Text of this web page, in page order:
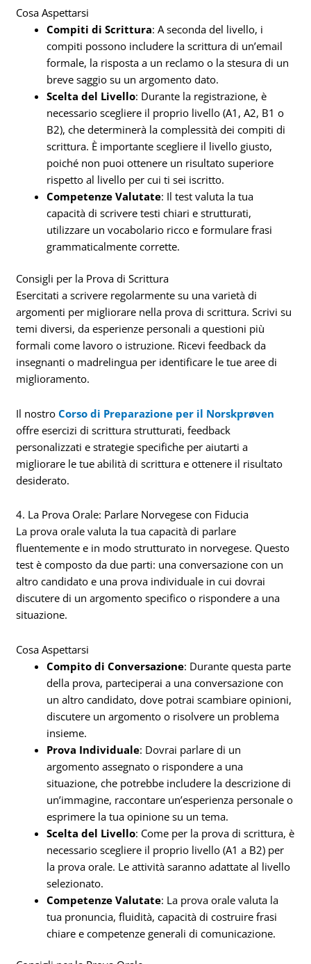
Cosa Aspettarsi
Compiti di Scrittura: A seconda del livello, i
compiti possono includere la scrittura di un’email
formale, la risposta a un reclamo o la stesura di un
breve saggio su un argomento dato.
Scelta del Livello: Durante la registrazione, è
necessario scegliere il proprio livello (A1, A2, B1 o
B2), che determinerà la complessità dei compiti di
scrittura. È importante scegliere il livello giusto,
poiché non puoi ottenere un risultato superiore
rispetto al livello per cui ti sei iscritto.
Competenze Valutate: Il test valuta la tua
capacità di scrivere testi chiari e strutturati,
utilizzare un vocabolario ricco e formulare frasi
grammaticalmente corrette.
Consigli per la Prova di Scrittura
Esercitati a scrivere regolarmente su una varietà di
argomenti per migliorare nella prova di scrittura. Scrivi su
temi diversi, da esperienze personali a questioni più
formali come lavoro o istruzione. Ricevi feedback da
insegnanti o madrelingua per identificare le tue aree di
miglioramento.
Il nostroCorso di Preparazione per il Norskprøven
offre esercizi di scrittura strutturati, feedback
personalizzati e strategie specifiche per aiutarti a
migliorare le tue abilità di scrittura e ottenere il risultato
desiderato.
4. La Prova Orale: Parlare Norvegese con Fiducia
La prova orale valuta la tua capacità di parlare
fluentemente e in modo strutturato in norvegese. Questo
test è composto da due parti: una conversazione con un
altro candidato e una prova individuale in cui dovrai
discutere di un argomento specifico o rispondere a una
situazione.
Cosa Aspettarsi
Compito di Conversazione: Durante questa parte
della prova, parteciperai a una conversazione con
un altro candidato, dove potrai scambiare opinioni,
discutere un argomento o risolvere un problema
insieme.
Prova Individuale: Dovrai parlare di un
argomento assegnato o rispondere a una
situazione, che potrebbe includere la descrizione di
un’immagine, raccontare un’esperienza personale o
esprimere la tua opinione su un tema.
Scelta del Livello: Come per la prova di scrittura, è
necessario scegliere il proprio livello (A1 a B2) per
la prova orale. Le attività saranno adattate al livello
selezionato.
Competenze Valutate: La prova orale valuta la
tua pronuncia, fluidità, capacità di costruire frasi
chiare e competenze generali di comunicazione.